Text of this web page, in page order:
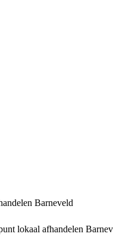
Barneveld
lokaal afhandelen